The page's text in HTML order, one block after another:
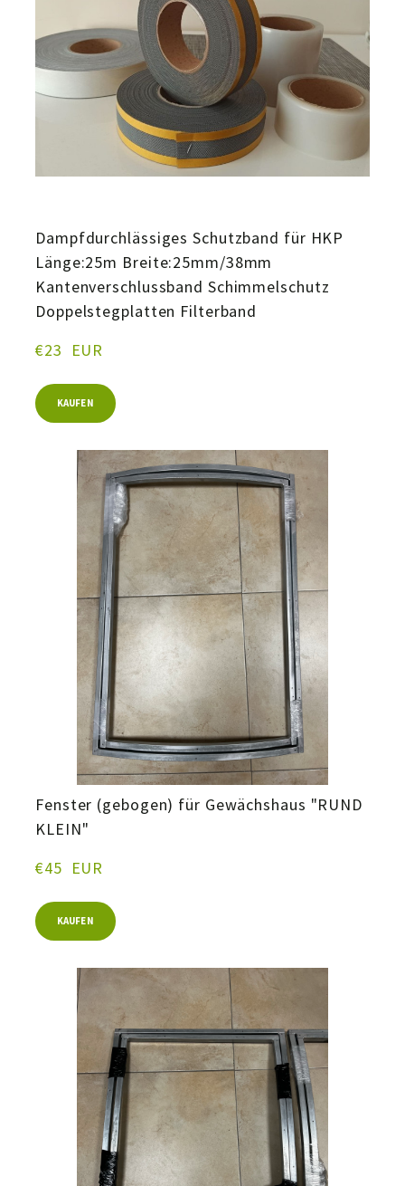
Dampfdurchlässiges Schutzband für HKP
Länge:25m Breite:25mm/38mm
Kantenverschlussband Schimmelschutz
Doppelstegplatten Filterband
€23  EUR
KAUFEN
Fenster (gebogen) für Gewächshaus "RUND
KLEIN"
€45  EUR
KAUFEN